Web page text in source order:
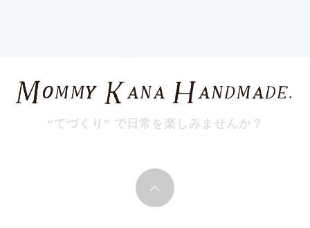
“てづくり” で日常を楽しみませんか？